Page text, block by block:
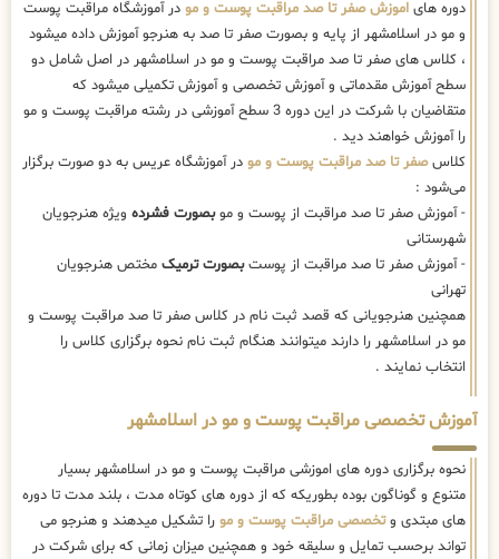
دوره های اموزش صفر تا صد مراقبت پوست و مو در آموزشگاه مراقبت پوست
و مو در اسلامشهر از پایه و بصورت صفر تا صد به هنرجو آموزش داده میشود
، کلاس های صفر تا صد مراقبت پوست و مو در اسلامشهر در اصل شامل دو
سطح آموزش مقدماتی و آموزش تخصصی و آموزش تکمیلی میشود که
متقاضیان با شرکت در این دوره 3 سطح آموزشی در رشته مراقبت پوست و مو
را آموزش خواهند دید .
کلاسصفر تا صد مراقبت پوست و مو در آموزشگاه عریس به دو صورت برگزار
می‌شود :
- آموزش صفر تا صد مراقبت از پوست و موبصورت فشرده ویژه هنرجویان
شهرستانی
- آموزش صفر تا صد مراقبت از پوستبصورت ترمیک مختص هنرجویان
تهرانی
همچنین هنرجویانی که قصد ثبت نام در کلاس صفر تا صد مراقبت پوست و
مو در اسلامشهر را دارند میتوانند هنگام ثبت نام نحوه برگزاری کلاس را
انتخاب نمایند .
آموزش تخصصی مراقبت پوست و مو در اسلامشهر
نحوه برگزاری دوره های اموزشی مراقبت پوست و مو در اسلامشهر بسیار
متنوع و گوناگون بوده بطوریکه که از دوره های کوتاه مدت ، بلند مدت تا دوره
های مبتدی وتخصصی مراقبت پوست و مو را تشکیل میدهند و هنرجو می
تواند برحسب تمایل و سلیقه خود و همچنین میزان زمانی که برای شرکت در